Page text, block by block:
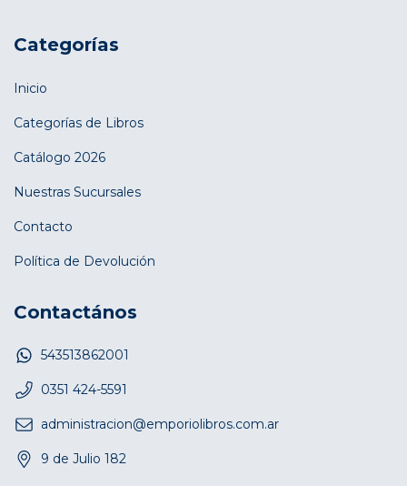
Categorías
Inicio
Categorías de Libros
Catálogo 2026
Nuestras Sucursales
Contacto
Política de Devolución
Contactános
543513862001
0351 424-5591
administracion@emporiolibros.com.ar
9 de Julio 182